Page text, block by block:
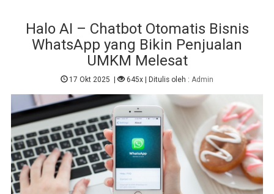
Halo AI – Chatbot Otomatis Bisnis
WhatsApp yang Bikin Penjualan
UMKM Melesat
17 Okt 2025 | 645x | Ditulis oleh :Admin